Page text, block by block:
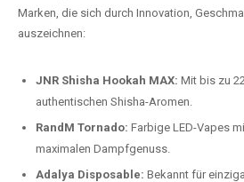
Marken, die sich durch Innovation,
auszeichnen:
JNR Shisha Hookah MAX: Mit bis zu
authentischen Shisha-Aromen.
RandM Tornado: Farbige LED-Vapes
maximalen Dampfgenuss.
Adalya Disposable: Bekannt für